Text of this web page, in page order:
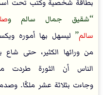
بطاقة شخصية وكتب تحت
شقيق جمال سالم و
سالم
ليسهل بها أموره
من ورائها الكثير، حتى شاع
الناس أن الثورة طردت
وجاءت بثلاثة عشر ملكًا.